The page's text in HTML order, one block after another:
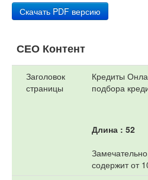
СЕО Контент
Заголовок
страницы
Кредиты
подбора
Длина : 52
содержит от